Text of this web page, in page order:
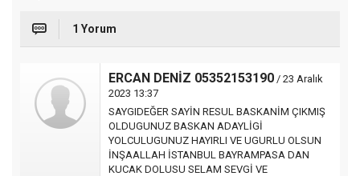
1 Yorum
ERCAN DENİZ 05352153190 / 23 Aralık
2023 13:37
SAYGIDEĞER SAYİN RESUL BASKANİM ÇIKMIŞ
OLDUGUNUZ BASKAN ADAYLİGİ
YOLCULUGUNUZ HAYIRLI VE UGURLU OLSUN
İNŞAALLAH İSTANBUL BAYRAMPASA DAN
KUCAK DOLUSU SELAM SEVGİ VE